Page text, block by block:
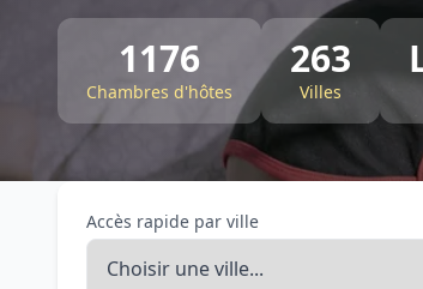
1176
Chambres d'hôtes
263
Villes
Accès rapide par ville